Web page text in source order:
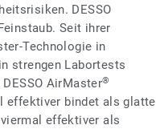
DESSO
Seit ihrer
Technologie in
strengen Labortests
AirMaster®
effektiver bindet als glatte
effektiver als